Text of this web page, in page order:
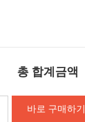
총 합계금액
바로 구매하기